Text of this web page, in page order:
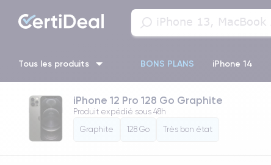
Tous les produits BONS PLANS iPhone 14
iPhone 11 Pro Max iPhone 13 Pro Max iPhone 11
iPhone 12 Pro 128 Go Graphite
Produit expédié sous 48h
Graphite
128 Go Très bon état